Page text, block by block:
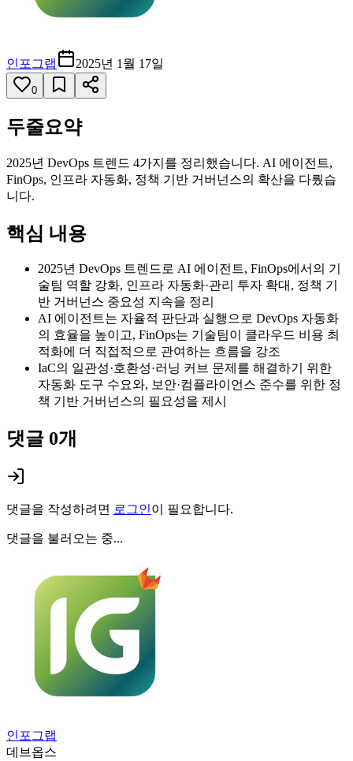
인포그랩 2025년 1월 17일
0
두줄요약
2025년 DevOps 트렌드 4가지를 정리했습니다. AI 에이전트,
FinOps, 인프라 자동화, 정책 기반 거버넌스의 확산을 다뤘습
니다.
핵심 내용
2025년 DevOps 트렌드로 AI 에이전트, FinOps에서의 기
술팀 역할 강화, 인프라 자동화·관리 투자 확대, 정책 기
반 거버넌스 중요성 지속을 정리
AI 에이전트는 자율적 판단과 실행으로 DevOps 자동화
의 효율을 높이고, FinOps는 기술팀이 클라우드 비용 최
적화에 더 직접적으로 관여하는 흐름을 강조
IaC의 일관성·호환성·러닝 커브 문제를 해결하기 위한
자동화 도구 수요와, 보안·컴플라이언스 준수를 위한 정
책 기반 거버넌스의 필요성을 제시
댓글 0개
댓글을 작성하려면 로그인이 필요합니다.
댓글을 불러오는 중...
인포그랩
데브옵스